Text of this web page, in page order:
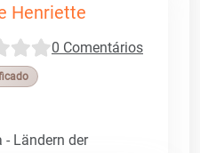
Henriette
0 Comentários
Ländern der